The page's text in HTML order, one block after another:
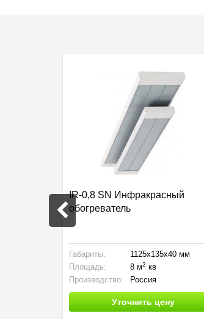
IR-0,8 SN Инфракрасный
обогреватель
Габариты:
1125x135x40 мм
Площадь:
8 м2 кв
Производство:
Россия
Уточнить цену